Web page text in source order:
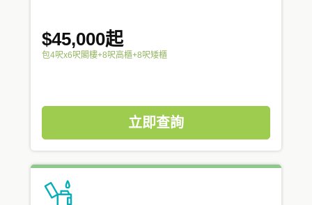
$45,000起
包4呎x6呎閣樓+8呎高櫃+8呎矮櫃
立即查詢